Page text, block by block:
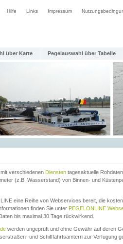
Hilfe Links Impressum
über Karte Pegelauswahl über Tabelle
verschiedenen Diensten tagesaktuelle
(z.B. Wasserstand) von Binnen- und
eine Reihe von Webservices bereit, die
finden Sie unter PEGELONLINE
bis maximal 30 Tage rückwirkend.
werden ungeprüft und ohne Gewähr auf deren
und Schifffahrtsämtern zur Verfügung